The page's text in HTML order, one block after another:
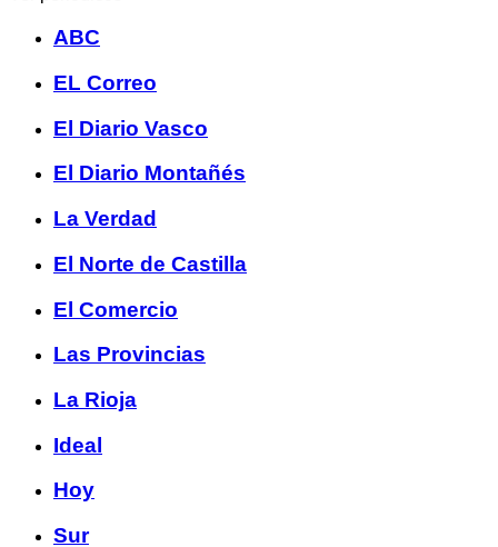
ABC
EL Correo
El Diario Vasco
El Diario Montañés
La Verdad
El Norte de Castilla
El Comercio
Las Provincias
La Rioja
Ideal
Hoy
Sur